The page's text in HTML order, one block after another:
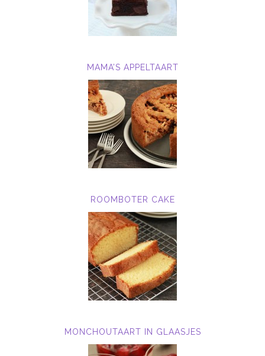
MAMA’S APPELTAART
ROOMBOTER CAKE
MONCHOUTAART IN GLAASJES